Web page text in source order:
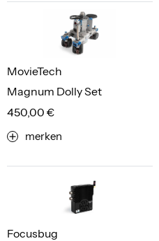
Magnum Dolly Set
MovieTech
450,00 €
merken
Focusbug